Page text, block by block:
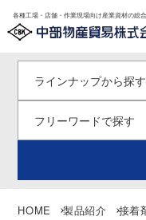
各種工場・店舗・作業現場向け産業資材の総
HOME 製品紹介 接着